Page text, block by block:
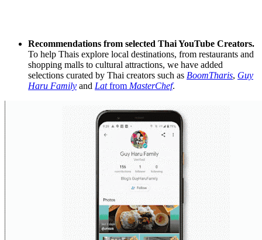
Recommendations from selected Thai YouTube Creators.
To help Thais explore local destinations, from restaurants and
shopping malls to cultural attractions, we have added
selections curated by Thai creators such as BoomTharis, Guy
Haru Family and Latfrom MasterChef.